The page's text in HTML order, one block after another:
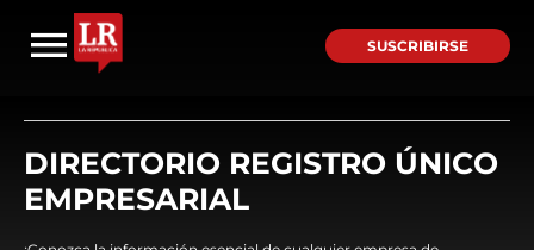
SUSCRIBIRSE
DIRECTORIO REGISTRO ÚNICO
EMPRESARIAL